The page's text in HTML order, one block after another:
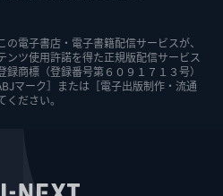
の電子書店・電子書籍配信サービスが、
ンツ使用許諾を得た正規版配信サービス
録商標（登録番号第６０９１７１３号）
マーク］または［電子出版制作・流通
ださい。